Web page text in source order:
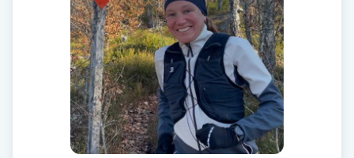
Face framing
Faceliftmassage
Fet hårbotten